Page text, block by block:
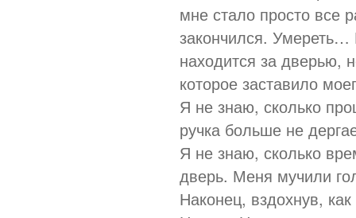
мне стало просто все
закончился. Умереть…
находится за дверью,
которое заставило
Я не знаю, сколько
ручка больше не
Я не знаю, сколько
дверь. Меня мучили
Наконец, вздохнув,